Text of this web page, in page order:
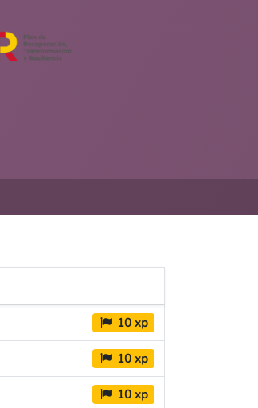
10 xp
10 xp
10 xp